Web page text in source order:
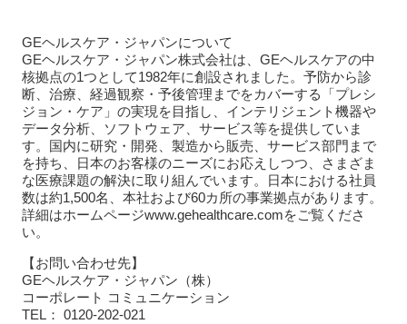
GEヘルスケア・ジャパンについて
GEヘルスケア・ジャパン株式会社は、GEヘルスケアの中
核拠点の1つとして1982年に創設されました。予防から診
断、治療、経過観察・予後管理までをカバーする「プレシ
ジョン・ケア」の実現を目指し、インテリジェント機器や
データ分析、ソフトウェア、サービス等を提供していま
す。国内に研究・開発、製造から販売、サービス部門まで
を持ち、日本のお客様のニーズにお応えしつつ、さまざま
な医療課題の解決に取り組んでいます。日本における社員
数は約1,500名、本社および60カ所の事業拠点があります。
詳細はホームページwww.gehealthcare.comをご覧くださ
い。
【お問い合わせ先】
GEヘルスケア・ジャパン（株）
コーポレート コミュニケーション
TEL： 0120-202-021